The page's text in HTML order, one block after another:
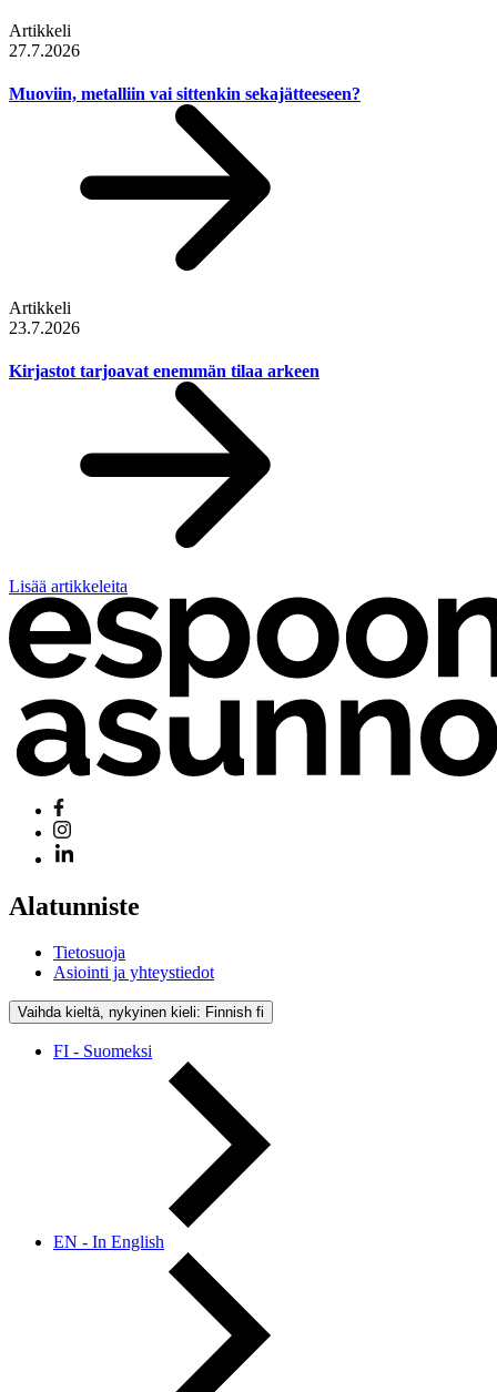
Artikkeli
27.7.2026
Muoviin, metalliin vai sittenkin sekajätteeseen?
Artikkeli
23.7.2026
Kirjastot tarjoavat enemmän tilaa arkeen
Lisää artikkeleita
Alatunniste
Tietosuoja
Asiointi ja yhteystiedot
Vaihda kieltä, nykyinen kieli: Finnish fi
FI - Suomeksi
EN - In English